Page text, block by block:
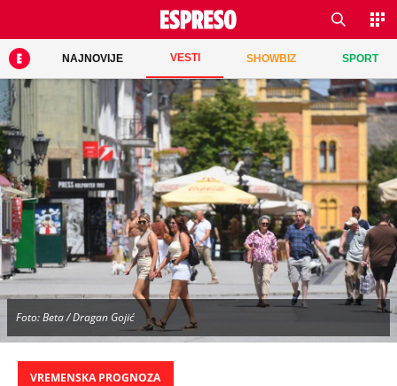
NAJNOVIJE VESTI SHOWBIZ SPORT
Foto: Beta / Dragan Gojić
VREMENSKA PROGNOZA